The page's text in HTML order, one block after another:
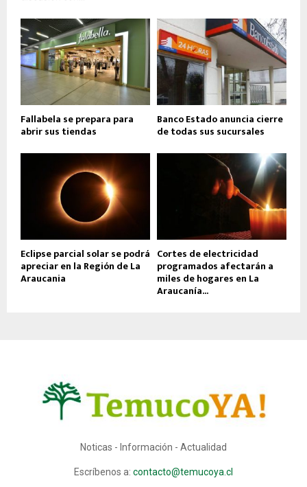
Fallabela se prepara para
abrir sus tiendas
Banco Estado anuncia cierre
de todas sus sucursales
Eclipse parcial solar se podrá
apreciar en la Región de La
Araucania
Cortes de electricidad
programados afectarán a
miles de hogares en La
Araucanía...
Noticas - Información - Actualidad
Escríbenos a: contacto@temucoya.cl